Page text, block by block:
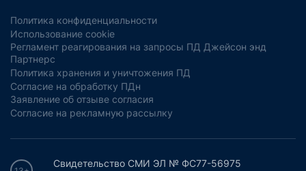
Политика конфиденциальности
Использование cookie
Регламент реагирования на запросы ПД Джейсон энд
Партнерс
Политика хранения и уничтожения ПД
Согласие на обработку ПДн
Заявление об отзыве согласия
Согласие на рекламную рассылку
Свидетельство СМИ ЭЛ № ФС77-56975